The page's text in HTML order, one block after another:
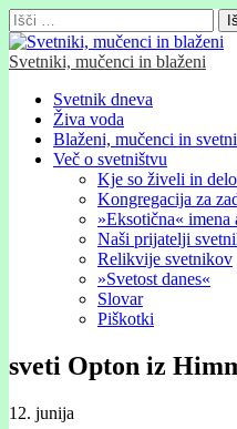
Išči:
Svetniki, mučenci in blaženi
Glavni
meni
Skip
content
Svetnik dneva
Živa voda
Blaženi, mučenci in
Več o svetništvu
Kje so živeli in
Kongregacija za
»Eksotična«
Naši prijatelji
Relikvije svetnikov
»Svetost danes«
Slovar
Piškotki
sveti Opton iz
12. junija